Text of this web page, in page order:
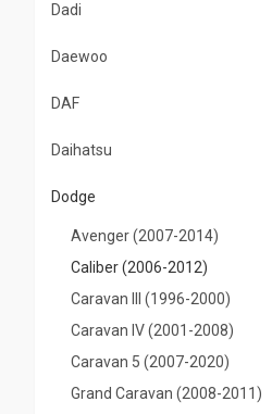
Dadi
Daewoo
DAF
Daihatsu
Dodge
Avenger (2007-2014)
Caliber (2006-2012)
Caravan III (1996-2000)
Caravan IV (2001-2008)
Caravan 5 (2007-2020)
Grand Caravan (2008-2011)